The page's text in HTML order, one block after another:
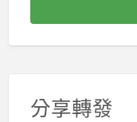
分享轉發